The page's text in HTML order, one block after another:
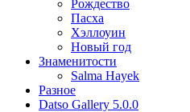
Рождество
Пасха
Хэллоуин
Новый год
Знаменитости
Salma Hayek
Разное
Datso Gallery 5.0.0